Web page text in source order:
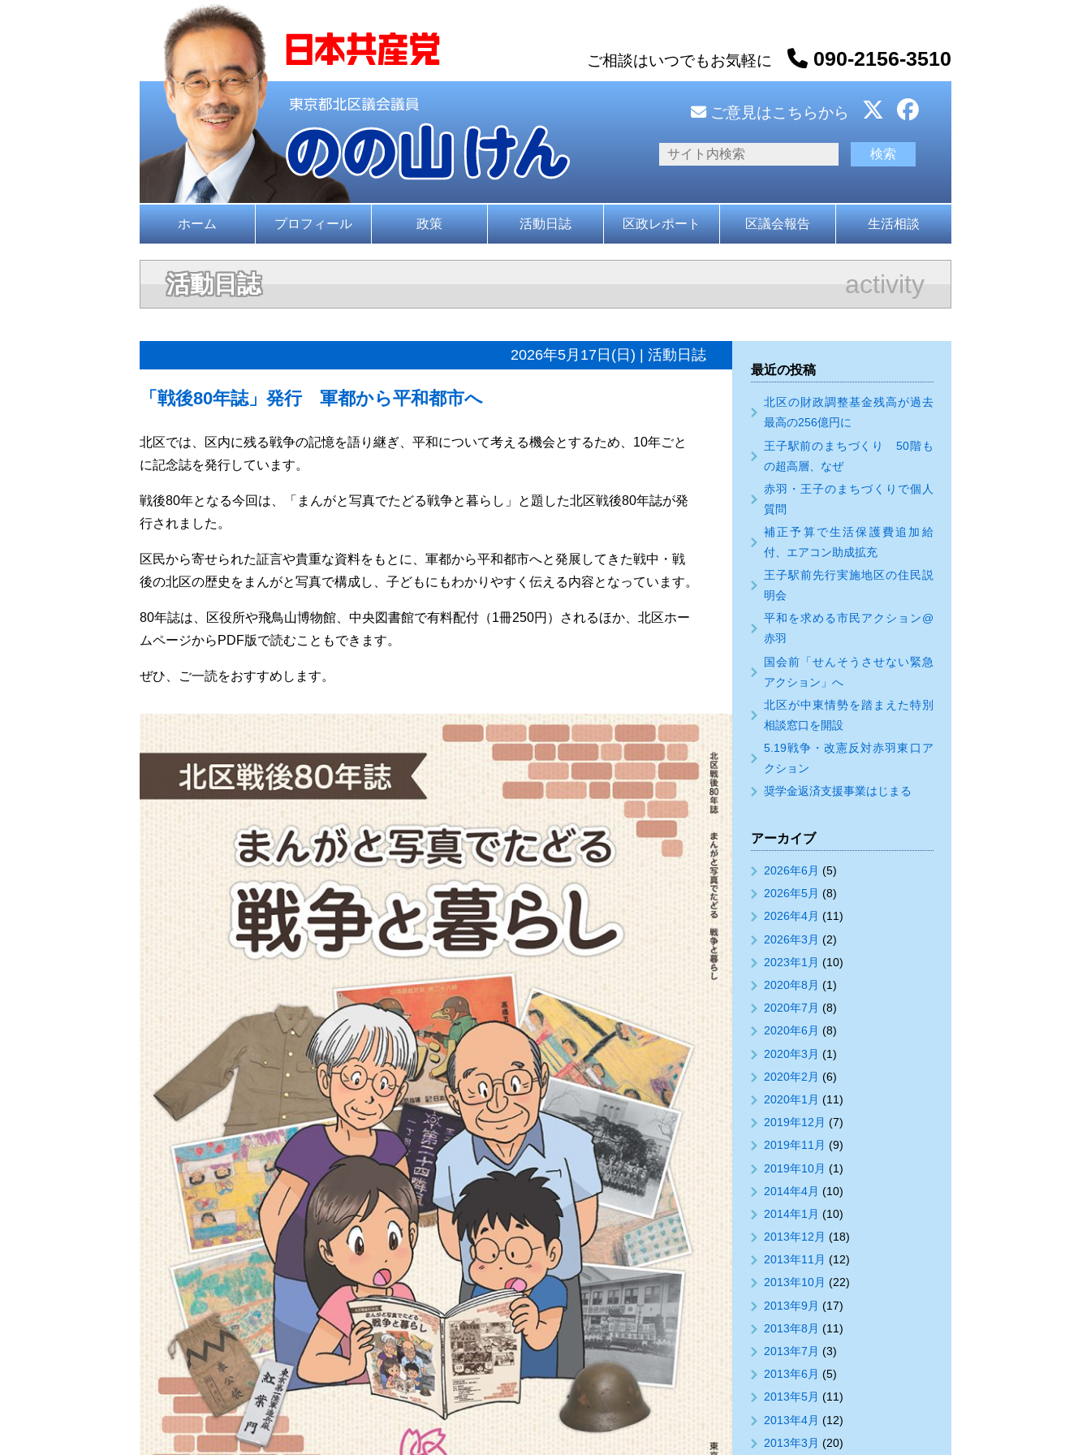
ご相談はいつでもお気軽に 090-2156-3510
ご意見はこちらから
ホーム プロフィール 政策 活動日誌 区政レポート 区議会報告 生活相談
活動日誌 activity
2026年5月17日(日) | 活動日誌
「戦後80年誌」発行 軍都から平和都市へ
北区では、区内に残る戦争の記憶を語り継ぎ、平和について考える機会とするため、10年ごと
に記念誌を発行しています。
戦後80年となる今回は、「まんがと写真でたどる戦争と暮らし」と題した北区戦後80年誌が発
行されました。
区民から寄せられた証言や貴重な資料をもとに、軍都から平和都市へと発展してきた戦中・戦
後の北区の歴史をまんがと写真で構成し、子どもにもわかりやすく伝える内容となっています。
80年誌は、区役所や飛鳥山博物館、中央図書館で有料配付（1冊250円）されるほか、北区ホー
ムページからPDF版で読むこともできます。
ぜひ、ご一読をおすすめします。
最近の投稿
北区の財政調整基金残高が過去
最高の256億円に
王子駅前のまちづくり 50階も
の超高層、なぜ
赤羽・王子のまちづくりで個人
質問
補正予算で生活保護費追加給
付、エアコン助成拡充
王子駅前先行実施地区の住民説
明会
平和を求める市民アクション@
赤羽
国会前「せんそうさせない緊急
アクション」へ
北区が中東情勢を踏まえた特別
相談窓口を開設
5.19戦争・改憲反対赤羽東口ア
クション
奨学金返済支援事業はじまる
アーカイブ
2026年6月 (5)
2026年5月 (8)
2026年4月 (11)
2026年3月 (2)
2023年1月 (10)
2020年8月 (1)
2020年7月 (8)
2020年6月 (8)
2020年3月 (1)
2020年2月 (6)
2020年1月 (11)
2019年12月 (7)
2019年11月 (9)
2019年10月 (1)
2014年4月 (10)
2014年1月 (10)
2013年12月 (18)
2013年11月 (12)
2013年10月 (22)
2013年9月 (17)
2013年8月 (11)
2013年7月 (3)
2013年6月 (5)
2013年5月 (11)
2013年4月 (12)
2013年3月 (20)